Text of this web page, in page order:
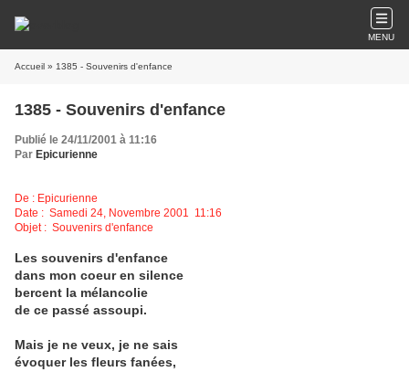
MENU
Accueil » 1385 - Souvenirs d'enfance
1385 - Souvenirs d'enfance
Publié le 24/11/2001 à 11:16
Par Epicurienne
De : Epicurienne
Date : Samedi 24, Novembre 2001 11:16
Objet : Souvenirs d'enfance
Les souvenirs d'enfance
dans mon coeur en silence
bercent la mélancolie
de ce passé assoupi.
Mais je ne veux, je ne sais
évoquer les fleurs fanées,